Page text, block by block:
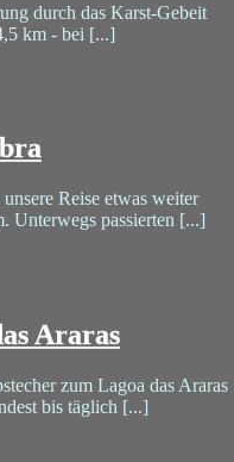
durch das Karst-Gebeit
km - bei [...]
Reise etwas weiter
Unterwegs passierten [...]
Araras
zum Lagoa das Araras
bis täglich [...]